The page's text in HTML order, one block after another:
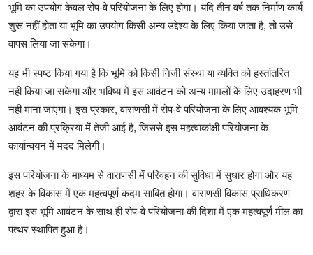
भूमि का उपयोग केवल रोप-वे परियोजना के लिए होगा। यदि तीन वर्ष तक निर्माण कार्य
शुरू नहीं होता या भूमि का उपयोग किसी अन्य उद्देश्य के लिए किया जाता है, तो उसे
वापस लिया जा सकेगा।
यह भी स्पष्ट किया गया है कि भूमि को किसी निजी संस्था या व्यक्ति को हस्तांतरित
नहीं किया जा सकेगा और भविष्य में इस आवंटन को अन्य मामलों के लिए उदाहरण भी
नहीं माना जाएगा। इस प्रकार, वाराणसी में रोप-वे परियोजना के लिए आवश्यक भूमि
आवंटन की प्रक्रिया में तेजी आई है, जिससे इस महत्वाकांक्षी परियोजना के
कार्यान्वयन में मदद मिलेगी।
इस परियोजना के माध्यम से वाराणसी में परिवहन की सुविधा में सुधार होगा और यह
शहर के विकास में एक महत्वपूर्ण कदम साबित होगा। वाराणसी विकास प्राधिकरण
द्वारा इस भूमि आवंटन के साथ ही रोप-वे परियोजना की दिशा में एक महत्वपूर्ण मील का
पत्थर स्थापित हुआ है।